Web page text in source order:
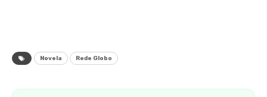
Novela Rede Globo